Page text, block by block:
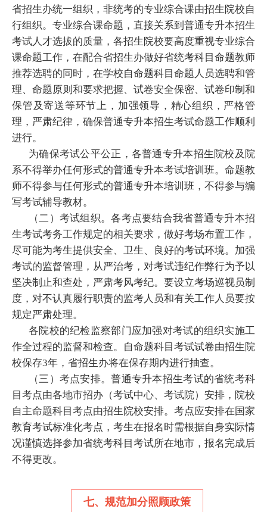
省招生办统一组织，非统考的专业综合课由招生院校自
行组织。专业综合课命题，直接关系到普通专升本招生
考试人才选拔的质量，各招生院校要高度重视专业综合
课命题工作，在配合省招生办做好省统考科目命题教师
推荐选聘的同时，在学校自命题科目命题人员选聘和管
理、命题原则和要求把握、试卷安全保密、试卷印制和
保管及寄送等环节上，加强领导，精心组织，严格管
理，严肃纪律，确保普通专升本招生考试命题工作顺利
进行。
为确保考试公平公正，各普通专升本招生院校及院
系不得举办任何形式的普通专升本考试培训班。命题教
师不得参与任何形式的普通专升本培训班，不得参与编
写考试辅导教材。
（二）考试组织。各考点要结合我省普通专升本招
生考试考务工作规定的相关要求，做好考场布置工作，
尽可能为考生提供安全、卫生、良好的考试环境。加强
考试的监督管理，从严治考，对考试违纪作弊行为予以
坚决制止和查处，严肃考风考纪。要设立考场巡视员制
度，对不认真履行职责的监考人员和有关工作人员要按
规定严肃处理。
各院校的纪检监察部门应加强对考试的组织实施工
作全过程的监督和检查。自命题科目考试试卷由招生院
校保存3年，省招生办将在保存期内进行抽查。
（三）考点安排。普通专升本招生考试的省统考科
目考点由各地市招办（考试中心、考试院）安排，院校
自主命题科目考点由招生院校安排。考点应安排在国家
教育考试标准化考点，考生在报名时需根据自身实际情
况谨慎选择参加省统考科目考试所在地市，报名完成后
不得更改。
七、规范加分照顾政策